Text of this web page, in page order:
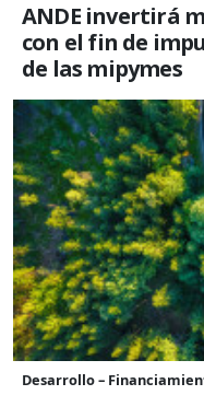
ANDE invertirá
con el fin de
de las mipymes
Desarrollo –